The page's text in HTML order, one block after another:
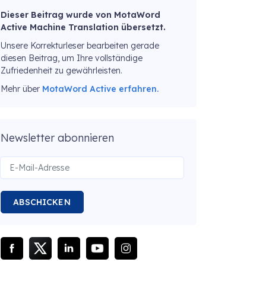
Dieser Beitrag wurde von MotaWord
Active Machine Translation übersetzt.
Unsere Korrekturleser bearbeiten gerade
diesen Beitrag, um Ihre vollständige
Zufriedenheit zu gewährleisten.
Mehr über MotaWord Active erfahren.
Newsletter abonnieren
ABSCHICKEN